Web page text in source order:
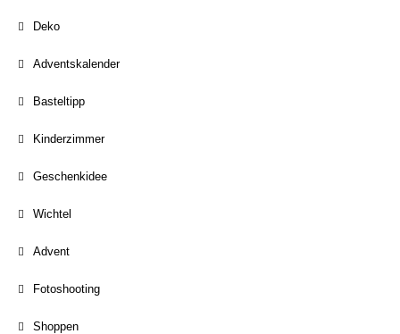
Deko
Adventskalender
Basteltipp
Kinderzimmer
Geschenkidee
Wichtel
Advent
Fotoshooting
Shoppen